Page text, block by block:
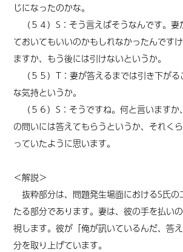
じになったのかな。
（５４）S：そう言えばそうなんです。妻
ておいてもいいのかもしれなかったんです
ますか、もう後には引けないというか。
（５５）T：妻が答えるまでは引き下がる
な気持というか。
（５６）S：そうですね。何と言います
の問いには答えてもらうというか、それく
っていたように思います。
＜解説＞
抜粋部分は、問題発生場面におけるS氏の
たる部分であります。妻は、彼の手を払い
視します。彼が「俺が訊いているんだ、答
分を取り上げています。